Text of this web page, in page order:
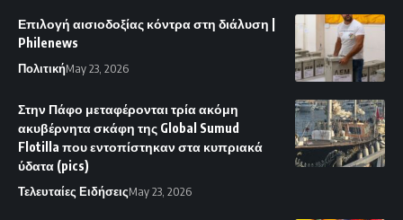
Επιλογή αισιοδοξίας κόντρα στη διάλυση |
Philenews
ΠολιτικήMay 23, 2026
Στην Πάφο μεταφέρονται τρία ακόμη
ακυβέρνητα σκάφη της Global Sumud
Flotilla που εντοπίστηκαν στα κυπριακά
ύδατα (pics)
Τελευταίες ΕιδήσειςMay 23, 2026